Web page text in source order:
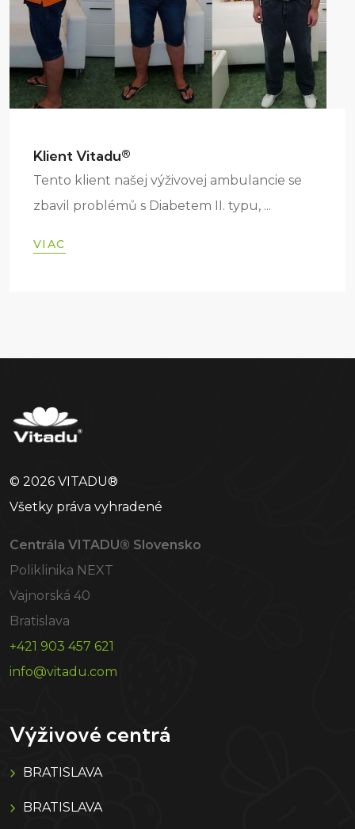
Klient Vitadu®
Tento klient našej výživovej ambulancie se
zbavil problémů s Diabetem II. typu, ...
VIAC
© 2026 VITADU®
Všetky práva vyhradené
Centrála VITADU® Slovensko
Poliklinika NEXT
Vajnorská 40
Bratislava
+421 903 457 621
info@vitadu.com
Výživové centrá
BRATISLAVA
BRATISLAVA